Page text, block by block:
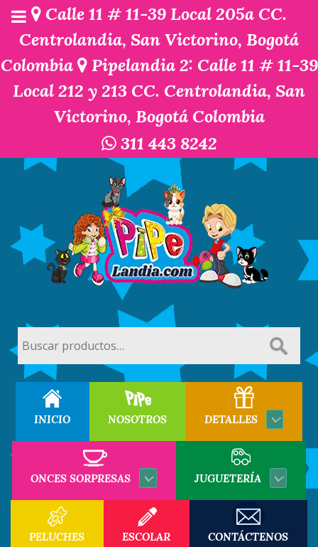
Calle 11 # 11-39 Local 205a CC.
Centrolandia, San Victorino, Bogotá
Colombia
Pipelandia 2: Calle 11 # 11-39
Local 212 y 213 CC. Centrolandia, San
Victorino, Bogotá Colombia
311 443 8242
por:
INICIO NOSOTROS DETALLES
ONCES SORPRESAS JUGUETERÍA
PELUCHES ESCOLAR CONTÁCTENOS